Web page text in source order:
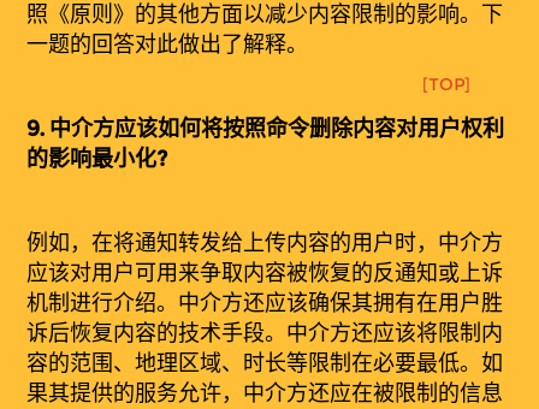
照《原则》的其他方面以减少内容限制的影响。下
一题的回答对此做出了解释。
[TOP]
9. 中介方应该如何将按照命令删除内容对用户权利
的影响最小化?
例如，在将通知转发给上传内容的用户时，中介方
应该对用户可用来争取内容被恢复的反通知或上诉
机制进行介绍。中介方还应该确保其拥有在用户胜
诉后恢复内容的技术手段。中介方还应该将限制内
容的范围、地理区域、时长等限制在必要最低。如
果其提供的服务允许，中介方还应在被限制的信息